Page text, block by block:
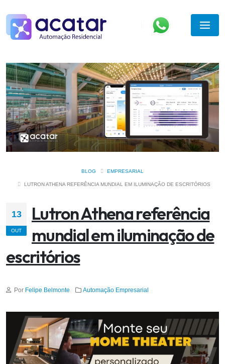
BLOG EMPRESARIAL
LUTRON ATHENA REFERÊNCIA MUNDIAL EM ILUMINAÇÃO DE ESCRITÓRIOS
13
OUT
Lutron Athena referência
mundial em iluminação de
escritórios
Por Felipe Belmonte Automação Empresarial